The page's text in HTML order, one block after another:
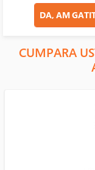
DA, AM
CUMPARA